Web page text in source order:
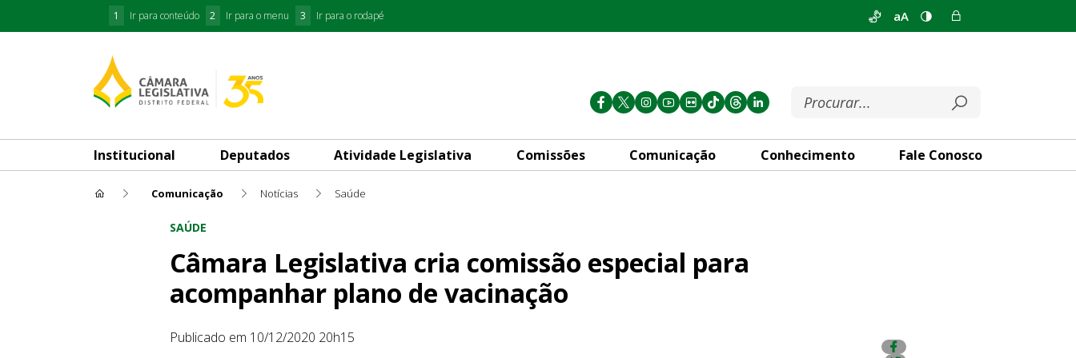
1 Ir para conteúdo 2 Ir para o menu 3 Ir para o rodapé aA
Institucional Deputados Atividade Legislativa Comissões Comunicação Conhecimento Fale Conosco
Comunicação Notícias Saúde
Câmara Legislativa cria comissão especial para acompanhar plano de vacinação
SAÚDE
Câmara Legislativa cria comissão especial para
acompanhar plano de vacinação
Publicado em 10/12/2020 20h15